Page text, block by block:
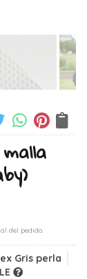
del pedido.
Gris perla